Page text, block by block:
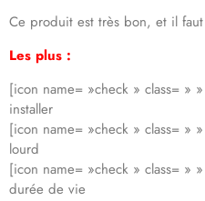
Ce produit est très bon, et il
Les plus :
[icon name= »check » class= »
installer
[icon name= »check » class= »
lourd
[icon name= »check » class= »
durée de vie